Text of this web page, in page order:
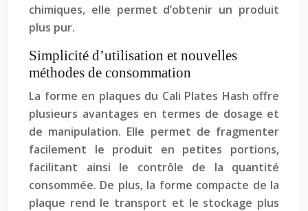
chimiques, elle permet d’obtenir un produit
plus pur.
Simplicité d’utilisation et nouvelles
méthodes de consommation
La forme en plaques du Cali Plates Hash offre
plusieurs avantages en termes de dosage et
de manipulation. Elle permet de fragmenter
facilement le produit en petites portions,
facilitant ainsi le contrôle de la quantité
consommée. De plus, la forme compacte de la
plaque rend le transport et le stockage plus